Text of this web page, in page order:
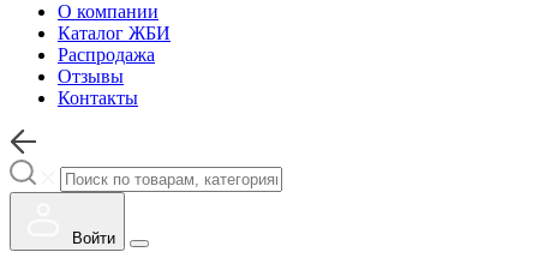
О компании
Каталог ЖБИ
Распродажа
Отзывы
Контакты
Войти